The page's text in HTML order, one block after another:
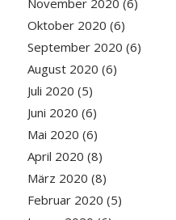
Oktober 2020 (6)
September 2020 (6)
August 2020 (6)
Juli 2020 (5)
Juni 2020 (6)
Mai 2020 (6)
April 2020 (8)
März 2020 (8)
Februar 2020 (5)